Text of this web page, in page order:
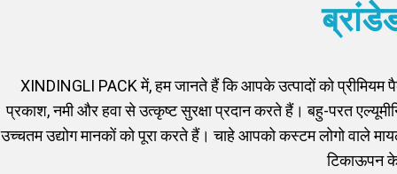
XINDINGLI PACK में, हम जानते हैं कि आपके उत्पादों को प्रीमियम
प्रकाश, नमी और हवा से उत्कृष्ट सुरक्षा प्रदान करते हैं। बहु-परत
उच्चतम उद्योग मानकों को पूरा करते हैं। चाहे आपको कस्टम लोगो वाले
टिकाऊपन